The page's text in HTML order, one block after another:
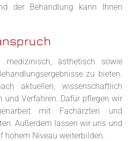
der Behandlung kann Ihnen
ästhetisch sowie
zu bieten.
aktuellen, wissenschaftlich
und Verfahren. Dafür pflegen wir
mit Fachärzten und
Außerdem lassen wir uns und
hohem Niveau weiterbilden.